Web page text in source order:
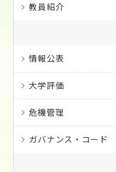
教員紹介
情報公表
大学評価
危機管理
ガバナンス・コード